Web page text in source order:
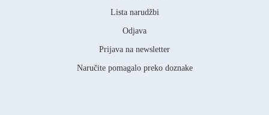
Lista narudžbi
Odjava
Prijava na newsletter
Naručite pomagalo preko doznake